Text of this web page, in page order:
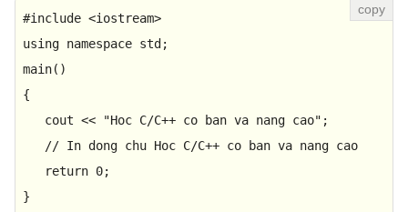
#include <iostream>
using namespace
main()
{
   cout <<
"Hoc C/C++ co ban va nang cao" ;
// In dong chu Hoc C/C++ co ban va nang cao
return 0;
}